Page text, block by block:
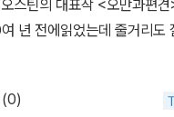
스틴의 대표작 <오만과편
년 전에읽었는데 줄거리도
반본 표지로 출간한 <오만과
오늘날에 봐도 아주 좋더구나.
(0)